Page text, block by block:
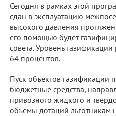
Сегодня в рамках этой
сдан в эксплуатацию
высокого давления
его помощью будет
совета. Уровень
64 процентов.
Пуск объектов газификации
бюджетные средства,
привозного жидкого и
объемы дотаций льготникам